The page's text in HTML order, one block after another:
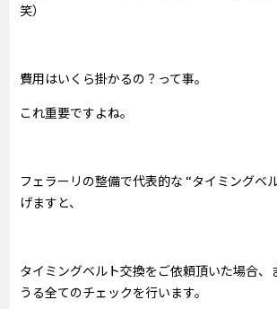
笑）
費用はいくら掛かるの？って事。
これ重要ですよね。
フェラーリの整備で代表的な “タイミングベ
げますと、
タイミングベルト交換をご依頼頂いた場合、
うる全てのチェックを行います。